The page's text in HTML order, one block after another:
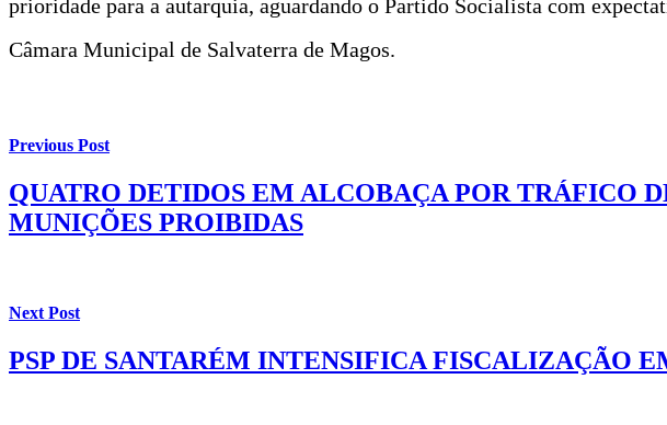
prioridade para a autarquia, aguardando o Partido Socialista com
Câmara Municipal de Salvaterra de Magos.
Previous Post
QUATRO DETIDOS EM ALCOBAÇA POR TRÁFICO
MUNIÇÕES PROIBIDAS
Next Post
PSP DE SANTARÉM INTENSIFICA FISCALIZAÇÃO